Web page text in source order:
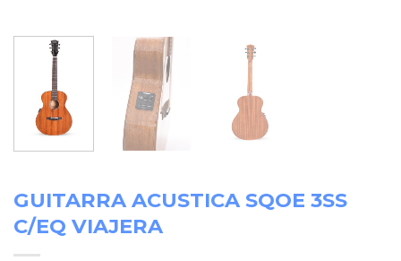
GUITARRA ACUSTICA SQOE 3SS
C/EQ VIAJERA